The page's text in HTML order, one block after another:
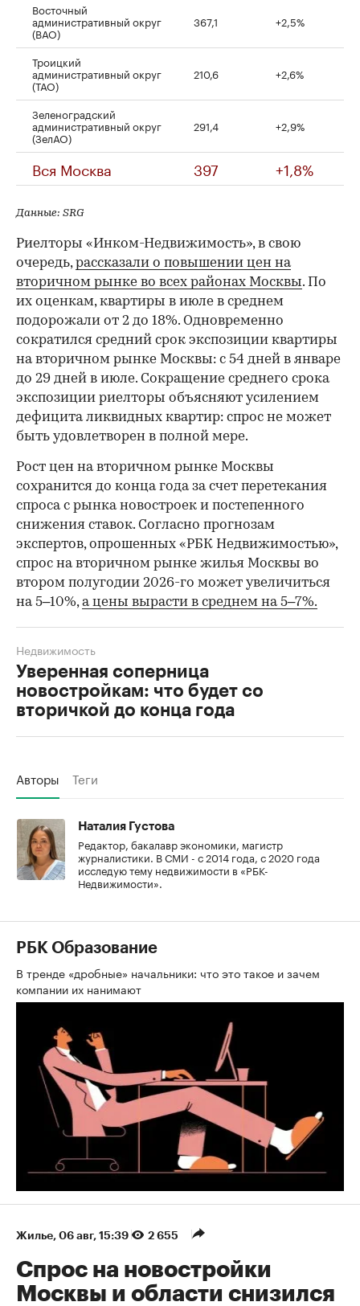
Восточный
административный округ
(ВАО)
367,1 +2,5%
Троицкий
административный округ
(ТАО)
210,6 +2,6%
Зеленоградский
административный округ
(ЗелАО)
291,4 +2,9%
Вся Москва 397 +1,8%
Данные: SRG
Риелторы «Инком-Недвижимость», в свою
очередь,рассказали о повышении цен на
вторичном рынке во всех районах Москвы. По
их оценкам, квартиры в июле в среднем
подорожали от 2 до 18%. Одновременно
сократился средний срок экспозиции квартиры
на вторичном рынке Москвы: с 54 дней в январе
до 29 дней в июле. Сокращение среднего срока
экспозиции риелторы объясняют усилением
дефицита ликвидных квартир: спрос не может
быть удовлетворен в полной мере.
Рост цен на вторичном рынке Москвы
сохранится до конца года за счет перетекания
спроса с рынка новостроек и постепенного
снижения ставок. Согласно прогнозам
экспертов, опрошенных «РБК Недвижимостью»,
спрос на вторичном рынке жилья Москвы во
втором полугодии 2026-го может увеличиться
на 5–10%,а цены вырасти в среднем на 5–7%.
Уверенная соперница
новостройкам: что будет со
вторичкой до конца года
Недвижимость
Авторы Теги
Наталия Густова
Редактор, бакалавр экономики, магистр
журналистики. В СМИ - с 2014 года, с 2020 года
исследую тему недвижимости в «РБК-
Недвижимости».
РБК Образование
В тренде «дробные» начальники: что это такое и зачем
компании их нанимают
Жилье⁠, 06 авг, 15:39 2 655
Спрос на новостройки
Москвы и области снизился